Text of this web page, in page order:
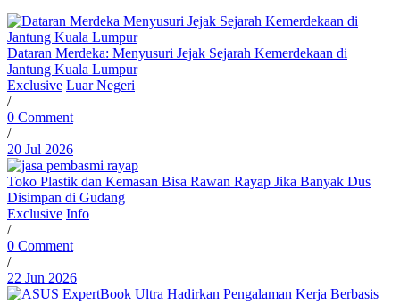
Dataran Merdeka: Menyusuri Jejak Sejarah Kemerdekaan di
Jantung Kuala Lumpur
Exclusive Luar Negeri
/
0 Comment
/
20 Jul 2026
Toko Plastik dan Kemasan Bisa Rawan Rayap Jika Banyak Dus
Disimpan di Gudang
Exclusive Info
/
0 Comment
/
22 Jun 2026